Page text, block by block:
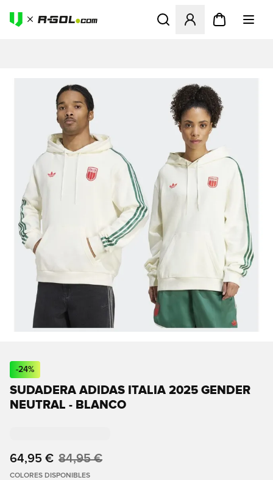
Abre un modal para iniciar
-24%
SUDADERA ADIDAS ITALIA 2025 GENDER
NEUTRAL - BLANCO
64,95 € 84,95 €
COLORES DISPONIBLES